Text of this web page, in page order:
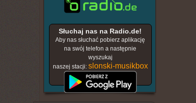
Słuchaj nas na Radio.de!
Aby nas słuchać pobierz aplikację
na swój telefon a następnie
wyszukaj
naszej stacji: slonski-musikbox